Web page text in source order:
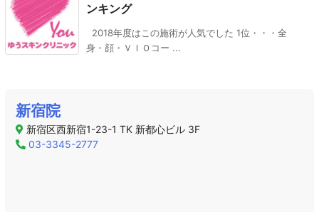
ンキング
2018年度はこの施術が人気でした 1位・・・全
身・顔・ＶＩＯコー ...
新宿院
新宿区西新宿1-23-1 TK 新都心ビル 3F
03-3345-2777